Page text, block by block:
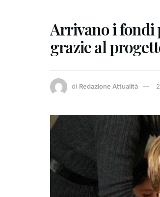
Arrivano i fondi
grazie al
di Redazione Attualità